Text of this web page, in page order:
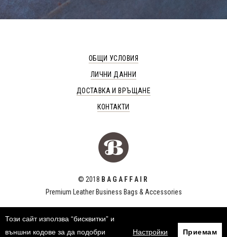
ОБЩИ УСЛОВИЯ
ЛИЧНИ ДАННИ
ДОСТАВКА И ВРЪЩАНЕ
КОНТАКТИ
© 2018 B A G A F F A I R
Premium Leather Business Bags & Accessories
Този сайт използва “бисквитки” и
външни кодове за да подобри
Настройки Приемам